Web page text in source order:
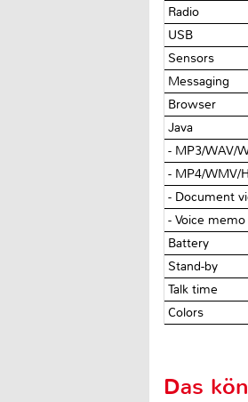
Radio
USB
Sensors
Messaging
Browser
Java
- MP3/WAV/
- MP4/WMV/
- Document
- Voice memo
Battery
Stand-by
Talk time
Colors
Das